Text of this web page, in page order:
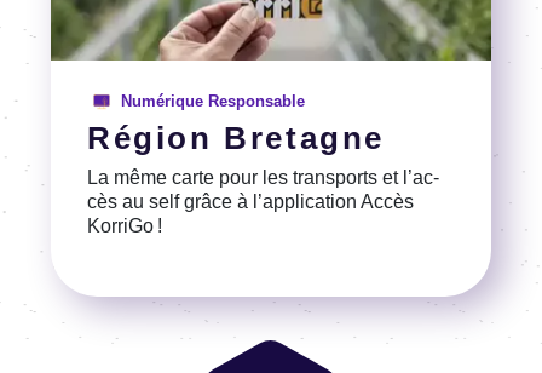
Région Bretagne
La même carte pour les trans­ports et l’ac­
cès au self grâce à l’ap­pli­ca­tion Accès
KorriGo !
Numérique Responsable
Voir la référence
Image